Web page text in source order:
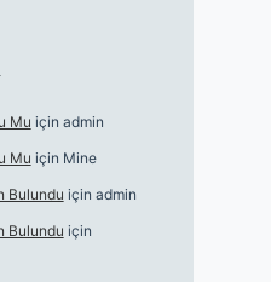
Mu için admin
Mu için Mine
Bulundu için admin
Bulundu için